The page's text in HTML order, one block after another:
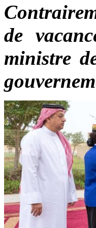
de
ministre